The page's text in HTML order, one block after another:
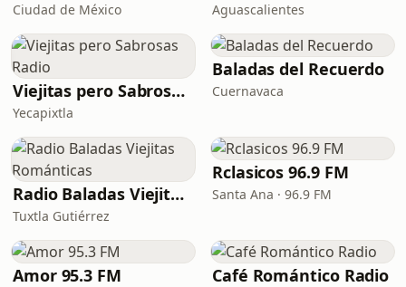
Ciudad de México Aguascalientes
Viejitas pero Sabrosas Radio
Yecapixtla
Baladas del Recuerdo
Cuernavaca
Radio Baladas Viejitas Románticas
Tuxtla Gutiérrez
Rclasicos 96.9 FM
Santa Ana · 96.9 FM
Amor 95.3 FM Café Romántico Radio